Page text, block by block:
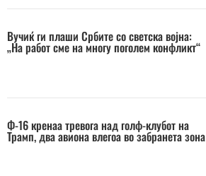
Вучиќ ги плаши Србите со светска војна:
„На работ сме на многу поголем конфликт“
Ф-16 кренаа тревога над голф-клубот на
Трамп, два авиона влегоа во забранета зона